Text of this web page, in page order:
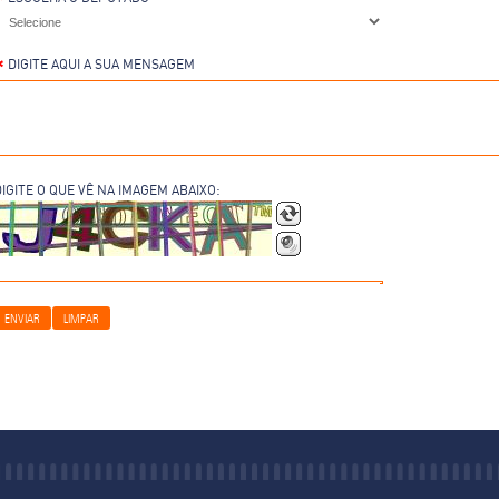
DIGITE AQUI A SUA MENSAGEM
O QUE VÊ NA IMAGEM ABAIXO:
ENVIAR LIMPAR